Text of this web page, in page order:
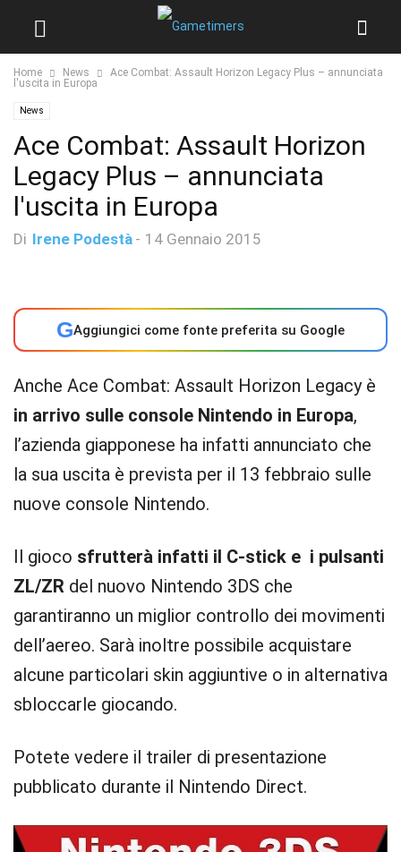
Home News
Ace Combat: Assault Horizon Legacy Plus – annunciata
l'uscita in Europa
News
Ace Combat: Assault Horizon
Legacy Plus – annunciata
l'uscita in Europa
Di Irene Podestà - 14 Gennaio 2015
GAggiungici come fonte preferita su Google
Anche Ace Combat: Assault Horizon Legacy è
in arrivo sulle console Nintendo in Europa,
l’azienda giapponese ha infatti annunciato che
la sua uscita è prevista per il 13 febbraio sulle
nuove console Nintendo.
Il gioco sfrutterà infatti il C-stick e i pulsanti
ZL/ZR del nuovo Nintendo 3DS che
garantiranno un miglior controllo dei movimenti
dell’aereo. Sarà inoltre possibile acquistare
alcune particolari skin aggiuntive o in alternativa
sbloccarle giocando.
Potete vedere il trailer di presentazione
pubblicato durante il Nintendo Direct.